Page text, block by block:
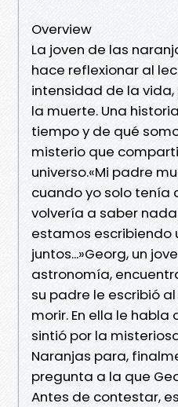
Overview
La joven de las
hace reflexionar al
intensidad de la
la muerte. Una
tiempo y de qué
misterio que
universo.«Mi padre
cuando yo solo tenía
volvería a saber
estamos escribiendo
juntos...»Georg, un
astronomía,
su padre le escribió
morir. En ella le
sintió por la
Naranjas para,
pregunta a la que
Antes de contestar,